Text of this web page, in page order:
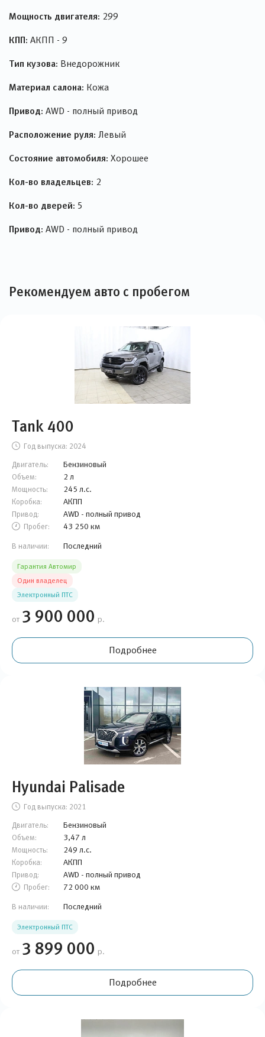
Мощность двигателя: 299
КПП: АКПП - 9
Тип кузова: Внедорожник
Материал салона: Кожа
Привод: AWD - полный привод
Расположение руля: Левый
Состояние автомобиля: Хорошее
Кол-во владельцев: 2
Кол-во дверей: 5
Привод: AWD - полный привод
Рекомендуем авто с пробегом
Tank 400
Год выпуска: 2024
Двигатель: Бензиновый
Объем: 2 л
Мощность: 245 л.с.
Коробка: АКПП
Привод: AWD - полный привод
Пробег: 43 250 км
В наличии: Последний
Гарантия Автомир
Один владелец
Электронный ПТС
от 3 900 000 р.
Подробнее
Hyundai Palisade
Год выпуска: 2021
Двигатель: Бензиновый
Объем: 3,47 л
Мощность: 249 л.с.
Коробка: АКПП
Привод: AWD - полный привод
Пробег: 72 000 км
В наличии: Последний
Электронный ПТС
от 3 899 000 р.
Подробнее